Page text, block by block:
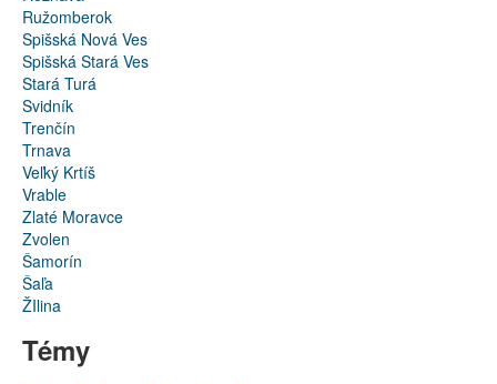
Ružomberok
Spišská Nová Ves
Spišská Stará Ves
Stará Turá
Svidník
Trenčín
Trnava
Veľký Krtíš
Vrable
Zlaté Moravce
Zvolen
Šamorín
Šaľa
ŽIlina
Témy